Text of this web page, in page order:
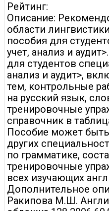
Рейтинг:
Описание:
области
пособия для
учет, анализ и
для студентов
анализ и аудит>,
тем, контрольные
на русский язык,
тренировочные
справочник в
Пособие может
других
по грамматике,
тренировочные
всех изучающих
Дополнительное
Ракипова М.Ш.